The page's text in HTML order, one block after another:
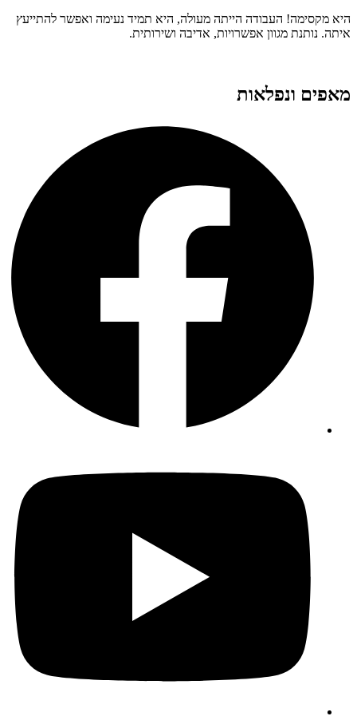
היא מקסימה! העבודה הייתה מעולה, היא תמיד נעימה ואפשר להתייעץ
איתה. נותנת מגוון אפשרויות, אדיבה ושירותית.
מאפים ונפלאות